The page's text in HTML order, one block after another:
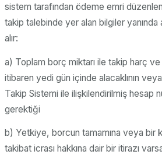
sistem tarafından ödeme emri
takip talebinde yer alan bilgiler yanında
alır:
a) Toplam borç miktarı ile takip harç ve
itibaren yedi gün içinde alacaklının
Takip Sistemi ile ilişkilendirilmiş hesap
gerektiği
b) Yetkiye, borcun tamamına veya bir
takibat icrası hakkına dair bir itirazı